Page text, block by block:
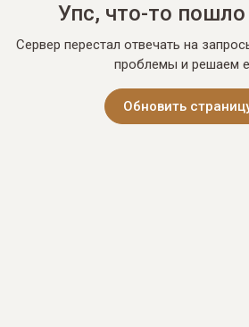
Упс, что-то пошло
Сервер перестал отвечать на
проблемы и решаем
Обновить